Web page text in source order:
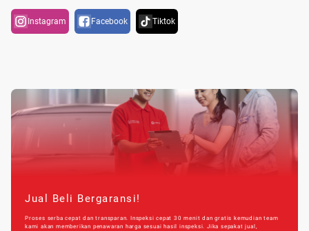
Instagram Facebook Tiktok
Jual Beli Bergaransi!
Proses serba cepat dan transparan. Inspeksi cepat 30 menit dan gratis kemudian team
kami akan memberikan penawaran harga sesuai hasil inspeksi. Jika sepakat jual,